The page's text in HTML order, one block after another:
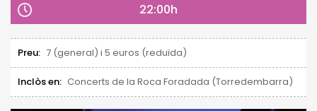
22:00h
Preu: 7 (general) i 5 euros (reduïda)
Inclòs en: Concerts de la Roca Foradada (Torredembarra)